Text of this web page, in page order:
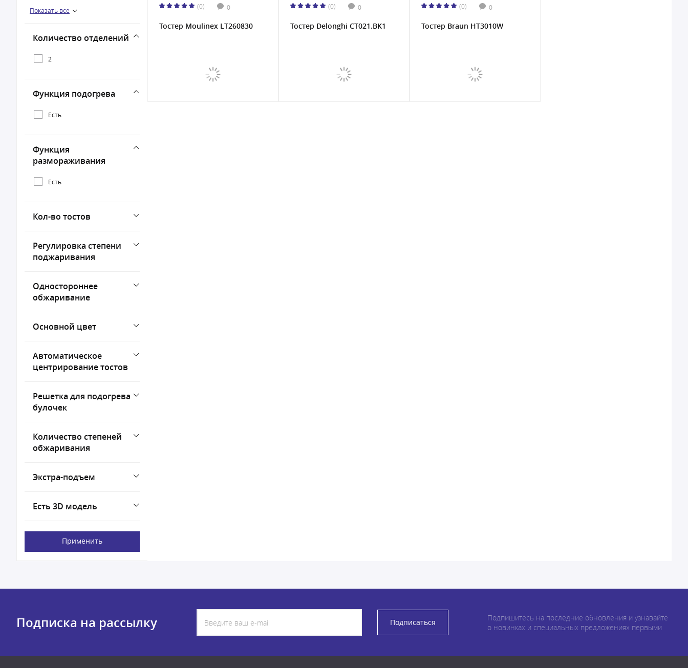
1470 Вт
Показать все
Количество отделений
2
Функция подогрева
Есть
Функция
размораживания
Есть
Кол-во тостов
Регулировка степени
поджаривания
Одностороннее
обжаривание
Основной цвет
Автоматическое
центрирование тостов
Решетка для подогрева
булочек
Количество степеней
обжаривания
Экстра-подъем
Есть 3D модель
Применить
(0) 0
Тостер Moulinex LT260830
(0) 0
Тостер Delonghi CT021.BK1
(0) 0
Тостер Braun HT3010W
Подписка на рассылку Подписаться
Подпишитесь на последние обновления и узнавайте
о новинках и специальных предложениях первыми